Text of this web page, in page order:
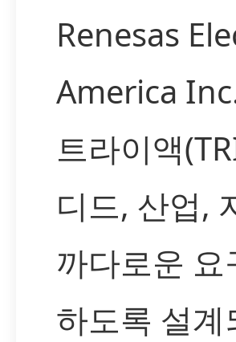
Renesas
America
트라이액
디드, 산업,
까다로운
하도록 설